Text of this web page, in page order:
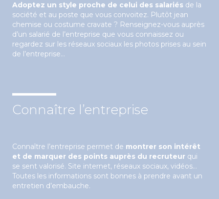
Adoptez un style proche de celui des salariés de la
société et au poste que vous convoitez. Plutôt jean
chemise ou costume cravate ? Renseignez-vous auprès
d’un salarié de l’entreprise que vous connaissez ou
regardez sur les réseaux sociaux les photos prises au sein
de l’entreprise…
Connaître l’entreprise
Connaître l’entreprise permet de montrer son intérêt
et de marquer des points auprès du recruteur qui
se sent valorisé. Site internet, réseaux sociaux, vidéos…
Toutes les informations sont bonnes à prendre avant un
entretien d’embauche.